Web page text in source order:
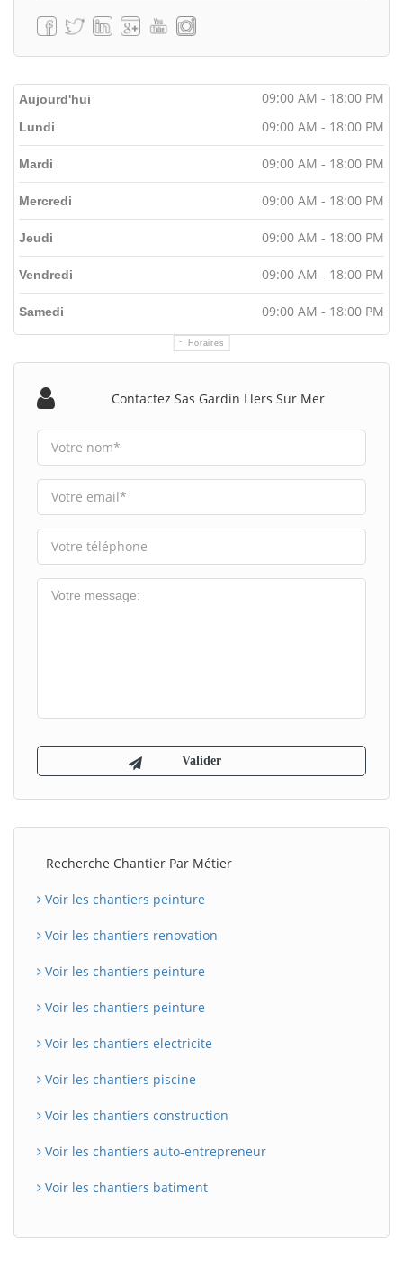
Aujourd'hui 09:00 AM - 18:00 PM
Horaires
Lundi 09:00 AM - 18:00 PM
Mardi 09:00 AM - 18:00 PM
Mercredi 09:00 AM - 18:00 PM
Jeudi 09:00 AM - 18:00 PM
Vendredi 09:00 AM - 18:00 PM
Samedi 09:00 AM - 18:00 PM
Contactez Sas Gardin Llers Sur Mer
Recherche Chantier Par Métier
Voir les chantiers peinture
Voir les chantiers renovation
Voir les chantiers peinture
Voir les chantiers peinture
Voir les chantiers electricite
Voir les chantiers piscine
Voir les chantiers construction
Voir les chantiers auto-entrepreneur
Voir les chantiers batiment